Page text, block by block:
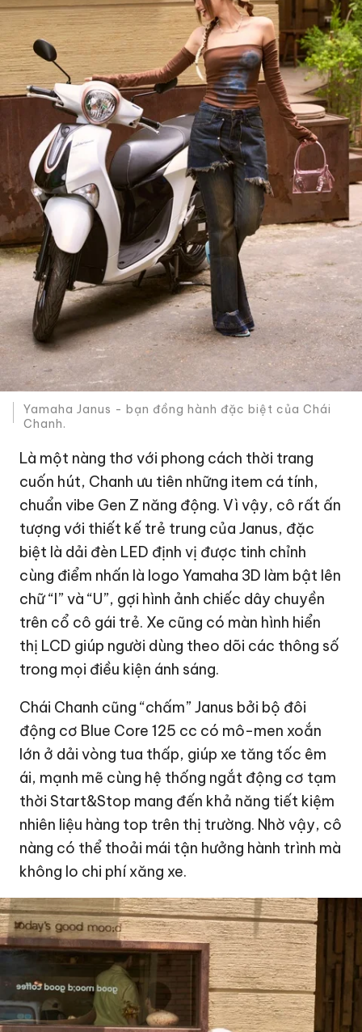
Yamaha Janus - bạn đồng hành đặc biệt của Chái
Chanh.
Là một nàng thơ với phong cách thời trang
cuốn hút, Chanh ưu tiên những item cá tính,
chuẩn vibe Gen Z năng động. Vì vậy, cô rất ấn
tượng với thiết kế trẻ trung của Janus, đặc
biệt là dải đèn LED định vị được tinh chỉnh
cùng điểm nhấn là logo Yamaha 3D làm bật lên
chữ “I” và “U”, gợi hình ảnh chiếc dây chuyền
trên cổ cô gái trẻ. Xe cũng có màn hình hiển
thị LCD giúp người dùng theo dõi các thông số
trong mọi điều kiện ánh sáng.
Chái Chanh cũng “chấm” Janus bởi bộ đôi
động cơ Blue Core 125 cc có mô-men xoắn
lớn ở dải vòng tua thấp, giúp xe tăng tốc êm
ái, mạnh mẽ cùng hệ thống ngắt động cơ tạm
thời Start&Stop mang đến khả năng tiết kiệm
nhiên liệu hàng top trên thị trường. Nhờ vậy, cô
nàng có thể thoải mái tận hưởng hành trình mà
không lo chi phí xăng xe.